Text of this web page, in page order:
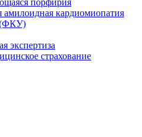
порфирия
амилоидная кардиомиопатия
(ФКУ)
экспертиза
страхование